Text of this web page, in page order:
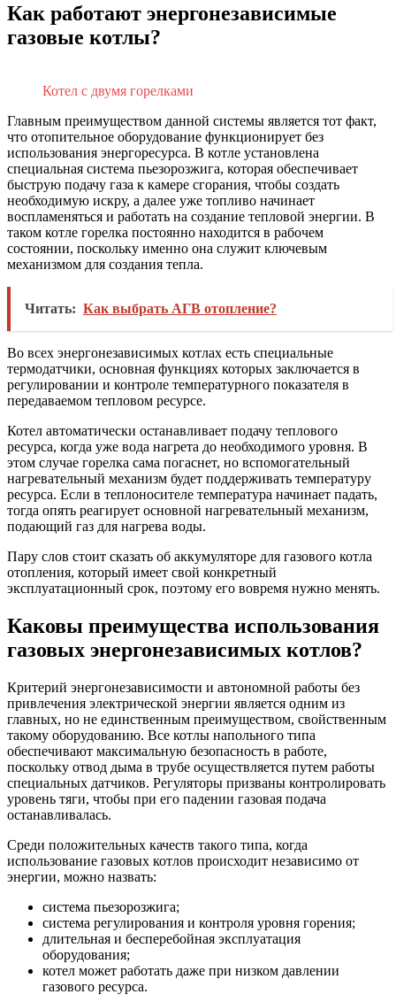
Как работают энергонезависимые
газовые котлы?
Котел с двумя горелками
Главным преимуществом данной системы является тот факт,
что отопительное оборудование функционирует без
использования энергоресурса. В котле установлена
специальная система пьезорозжига, которая обеспечивает
быструю подачу газа к камере сгорания, чтобы создать
необходимую искру, а далее уже топливо начинает
воспламеняться и работать на создание тепловой энергии. В
таком котле горелка постоянно находится в рабочем
состоянии, поскольку именно она служит ключевым
механизмом для создания тепла.
Читать: Как выбрать АГВ отопление?
Во всех энергонезависимых котлах есть специальные
термодатчики, основная функциях которых заключается в
регулировании и контроле температурного показателя в
передаваемом тепловом ресурсе.
Котел автоматически останавливает подачу теплового
ресурса, когда уже вода нагрета до необходимого уровня. В
этом случае горелка сама погаснет, но вспомогательный
нагревательный механизм будет поддерживать температуру
ресурса. Если в теплоносителе температура начинает падать,
тогда опять реагирует основной нагревательный механизм,
подающий газ для нагрева воды.
Пару слов стоит сказать об аккумуляторе для газового котла
отопления, который имеет свой конкретный
эксплуатационный срок, поэтому его вовремя нужно менять.
Каковы преимущества использования
газовых энергонезависимых котлов?
Критерий энергонезависимости и автономной работы без
привлечения электрической энергии является одним из
главных, но не единственным преимуществом, свойственным
такому оборудованию. Все котлы напольного типа
обеспечивают максимальную безопасность в работе,
поскольку отвод дыма в трубе осуществляется путем работы
специальных датчиков. Регуляторы призваны контролировать
уровень тяги, чтобы при его падении газовая подача
останавливалась.
Среди положительных качеств такого типа, когда
использование газовых котлов происходит независимо от
энергии, можно назвать:
система пьезорозжига;
система регулирования и контроля уровня горения;
длительная и бесперебойная эксплуатация
оборудования;
котел может работать даже при низком давлении
газового ресурса.